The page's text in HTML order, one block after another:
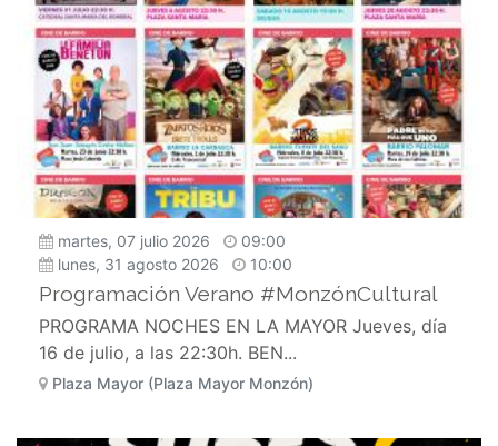
martes, 07 julio 2026
09:00
lunes, 31 agosto 2026
10:00
Programación Verano #MonzónCultural
PROGRAMA NOCHES EN LA MAYOR Jueves, día
16 de julio, a las 22:30h. BEN...
Plaza Mayor (Plaza Mayor Monzón)